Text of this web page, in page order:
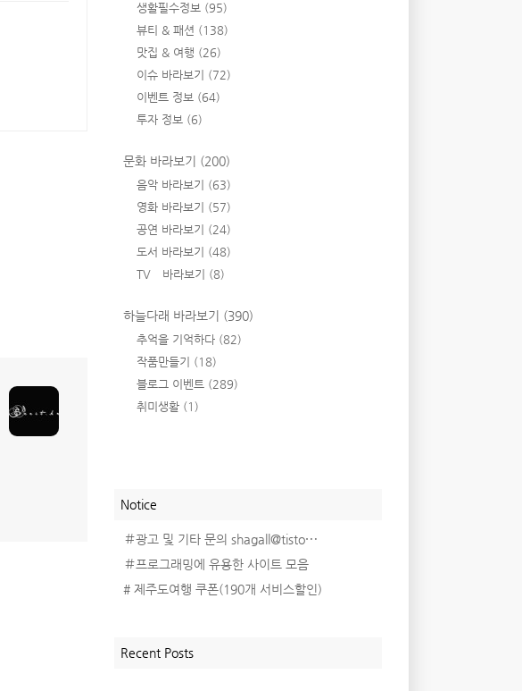
생활필수정보 (95)
뷰티 & 패션 (138)
맛집 & 여행 (26)
이슈 바라보기 (72)
이벤트 정보 (64)
투자 정보 (6)
문화 바라보기 (200)
음악 바라보기 (63)
영화 바라보기 (57)
공연 바라보기 (24)
도서 바라보기 (48)
TV 바라보기 (8)
하늘다래 바라보기 (390)
추억을 기억하다 (82)
작품만들기 (18)
블로그 이벤트 (289)
취미생활 (1)
Notice
＃광고 및 기타 문의 shagall@tisto⋯
＃프로그래밍에 유용한 사이트 모음
# 제주도여행 쿠폰(190개 서비스할인)
Recent Posts